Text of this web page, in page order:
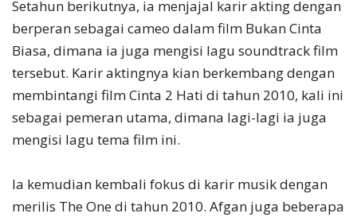
Setahun berikutnya, ia menjajal karir akting dengan
berperan sebagai cameo dalam film Bukan Cinta
Biasa, dimana ia juga mengisi lagu soundtrack film
tersebut. Karir aktingnya kian berkembang dengan
membintangi film Cinta 2 Hati di tahun 2010, kali ini
sebagai pemeran utama, dimana lagi-lagi ia juga
mengisi lagu tema film ini.
Ia kemudian kembali fokus di karir musik dengan
merilis The One di tahun 2010. Afgan juga beberapa